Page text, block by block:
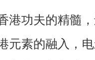
港功夫的精髓
元素的融入，